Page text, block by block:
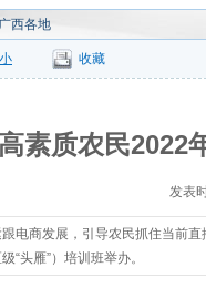
西各地
小 收藏
素质农民2022
发表
跟电商发展，引导农民抓住当前
“头雁”）培训班举办。